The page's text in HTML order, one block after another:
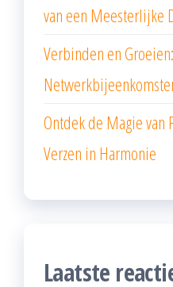
van een Meesterlijke
Verbinden en Groeien:
Ontdek de Magie van
Verzen in Harmonie
Laatste